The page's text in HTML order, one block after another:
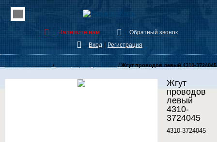
Напишите нам
Обратный звонок
Вход
Регистрация
Каталог Запчастей/Электропроводка КамАЗ/Жгут проводов левый 4310-3724045
Жгут
проводов
левый
4310-
3724045
4310-3724045